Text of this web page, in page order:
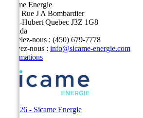
Sicame Energie
5400 Rue J A Bombardier
Saint-Hubert Quebec J3Z 1G8
Canada
Appelez-nous : (450) 679-7778
Écrivez-nous : info@sicame-energie.com
Informations
© 2026 - Sicame Energie